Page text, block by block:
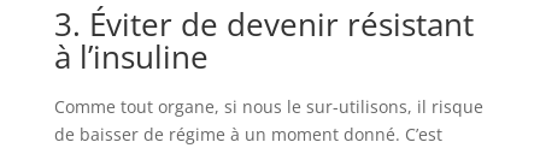
3. Éviter de devenir résistant
à l’insuline
Comme tout organe, si nous le sur-utilisons, il risque
de baisser de régime à un moment donné. C’est